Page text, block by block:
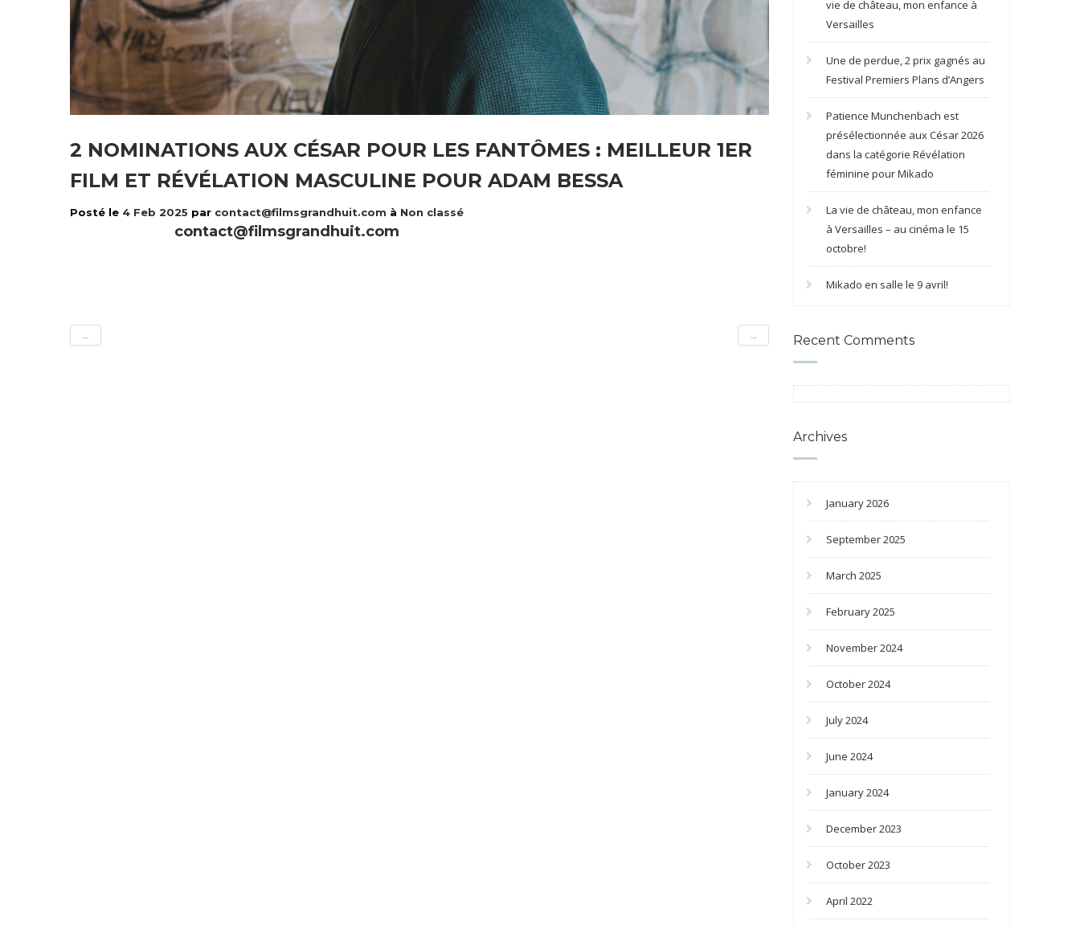
2 NOMINATIONS AUX CÉSAR POUR LES FANTÔMES : MEILLEUR 1ER
FILM ET RÉVÉLATION MASCULINE POUR ADAM BESSA
Posté le 4 Feb 2025 par contact@filmsgrandhuit.com à Non classé
contact@filmsgrandhuit.com
← →
vie de château, mon enfance à
Versailles
Une de perdue, 2 prix gagnés au
Festival Premiers Plans d’Angers
Patience Munchenbach est
présélectionnée aux César 2026
dans la catégorie Révélation
féminine pour Mikado
La vie de château, mon enfance
à Versailles – au cinéma le 15
octobre!
Mikado en salle le 9 avril!
Recent Comments
Archives
January 2026
September 2025
March 2025
February 2025
November 2024
October 2024
July 2024
June 2024
January 2024
December 2023
October 2023
April 2022